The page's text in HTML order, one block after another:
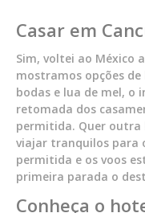
Casar em
Sim, voltei ao México
mostramos opções
bodas e lua de mel,
retomada dos
permitida. Quer outra
viajar tranquilos para
permitida e os voos
primeira parada o
Conheça o